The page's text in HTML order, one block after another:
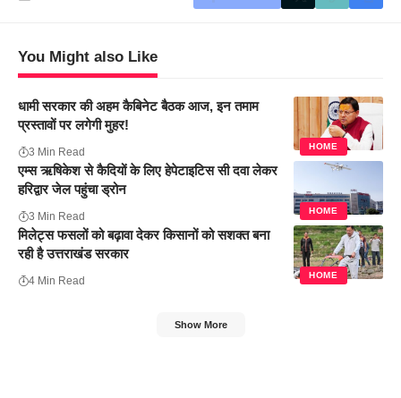
You Might also Like
HOME
धामी सरकार की अहम कैबिनेट बैठक आज, इन तमाम
प्रस्तावों पर लगेगी मुहर!
3 Min Read
HOME
एम्स ऋषिकेश से कैदियों के लिए हेपेटाइटिस सी दवा लेकर
हरिद्वार जेल पहुंचा ड्रोन
3 Min Read
HOME
मिलेट्स फसलों को बढ़ावा देकर किसानों को सशक्त बना
रही है उत्तराखंड सरकार
4 Min Read
Show More